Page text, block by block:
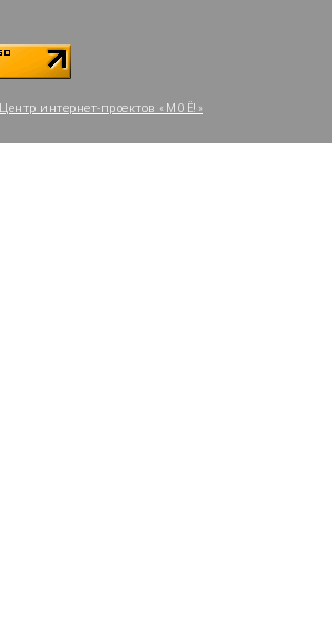
Центр интернет-проектов «МОЁ!»